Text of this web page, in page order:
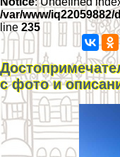
/var/www/
line 235
с фото и